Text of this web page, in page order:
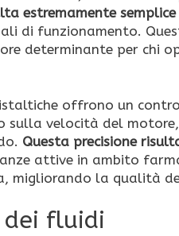
estremamente semplice
di funzionamento.
determinante per chi
offrono un
sulla velocità del
Questa precisione
attive in ambito
migliorando la qualità
fluidi